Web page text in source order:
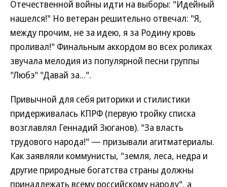
Отечественной войны идти на выборы: "Идейный
нашелся!" Но ветеран решительно отвечал: "Я,
между прочим, не за идею, я за Родину кровь
проливал!" Финальным аккордом во всех роликах
звучала мелодия из популярной песни группы
"Любэ" "Давай за...".
Привычной для себя риторики и стилистики
придерживалась КПРФ (первую тройку списка
возглавлял Геннадий Зюганов). "За власть
трудового народа!" — призывали агитматериалы.
Как заявляли коммунисты, "земля, леса, недра и
другие природные богатства страны должны
принадлежать всему российскому народу", а